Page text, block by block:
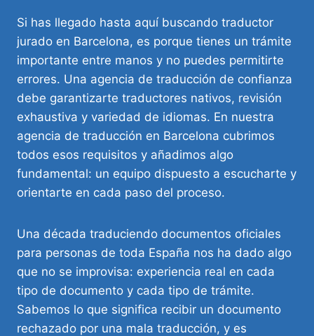
Si has llegado hasta aquí buscando traductor
jurado en Barcelona, es porque tienes un trámite
importante entre manos y no puedes permitirte
errores. Una agencia de traducción de confianza
debe garantizarte traductores nativos, revisión
exhaustiva y variedad de idiomas. En nuestra
agencia de traducción en Barcelona cubrimos
todos esos requisitos y añadimos algo
fundamental: un equipo dispuesto a escucharte y
orientarte en cada paso del proceso.
Una década traduciendo documentos oficiales
para personas de toda España nos ha dado algo
que no se improvisa: experiencia real en cada
tipo de documento y cada tipo de trámite.
Sabemos lo que significa recibir un documento
rechazado por una mala traducción, y es